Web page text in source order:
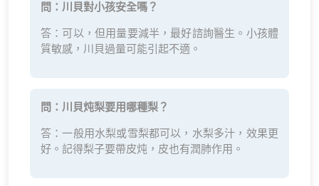
問：川貝對小孩安全嗎？
答：可以，但用量要減半，最好諮詢醫生。小孩體
質敏感，川貝過量可能引起不適。
問：川貝炖梨要用哪種梨？
答：一般用水梨或雪梨都可以，水梨多汁，效果更
好。記得梨子要帶皮炖，皮也有潤肺作用。